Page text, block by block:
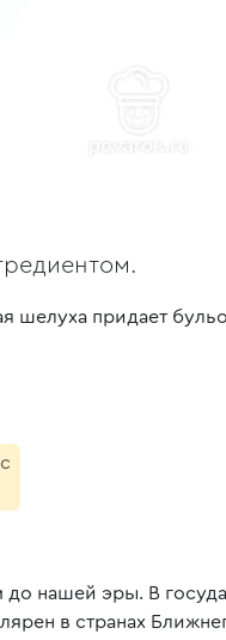
придает
нашей эры. В
в странах